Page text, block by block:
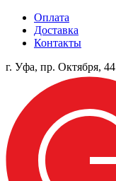
Оплата
Доставка
Контакты
г. Уфа, пр. Октября, 44